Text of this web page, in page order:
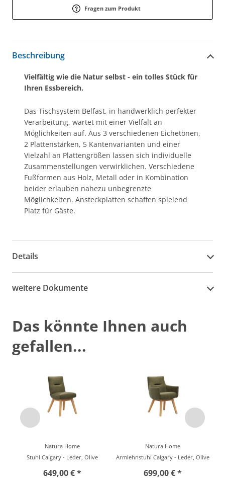
Fragen zum Produkt
Beschreibung
Vielfältig wie die Natur selbst - ein tolles Stück für
Ihren Essbereich.
Das Tischsystem Belfast, in handwerklich perfekter
Verarbeitung, wartet mit einer Vielfalt an
Möglichkeiten auf. Aus 3 verschiedenen Eichetönen,
2 Plattenstärken, 5 Kantenvarianten und einer
Vielzahl an Plattengrößen lassen sich individuelle
Zusammenstellungen verwirklichen. Verschiedene
Fußformen aus Holz, Metall oder in Kombination
beider erlauben nahezu unbegrenzte
Möglichkeiten. Ansteckplatten schaffen spielend
Platz für Gäste.
Details
weitere Dokumente
Das könnte Ihnen auch
gefallen...
Natura Home
Stuhl Calgary - Leder, Olive
649,00 € *
Natura Home
Armlehnstuhl Calgary - Leder, Olive
699,00 € *